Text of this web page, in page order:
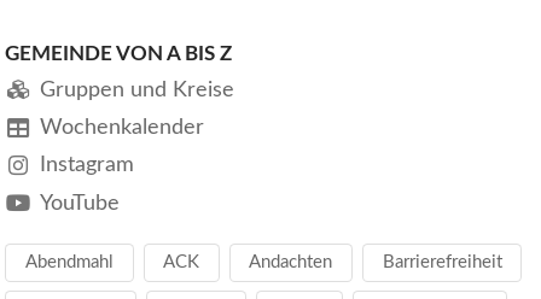
GEMEINDE VON A BIS Z
Gruppen und Kreise
Wochenkalender
Instagram
YouTube
Abendmahl ACK Andachten Barrierefreiheit